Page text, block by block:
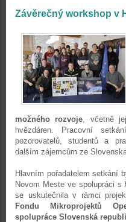
Závěrečný workshop v
možného rozvoje, včetně
hvězdáren. Pracovní
pozorovatelů, studentů a
dalším zájemcům ze
Hlavním pořadatelem setkání
Novom Meste ve spolupráci
se uskutečnila v rámci
Fondu Mikroprojektů
spolupráce Slovenská